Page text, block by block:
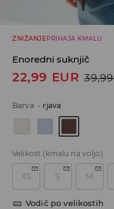
ZNIŽANJE PRIHAJA KMALU
Enoredni suknjič
22,99 EUR 39,99
Barva - rjava
Velikost (kmalu na voljo)
XS S M
Vodič po velikostih